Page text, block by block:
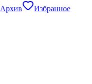
Архив Избранное